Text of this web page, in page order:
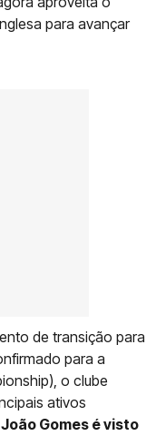
para avançar
de transição para
para a
o clube
ativos
João Gomes é visto